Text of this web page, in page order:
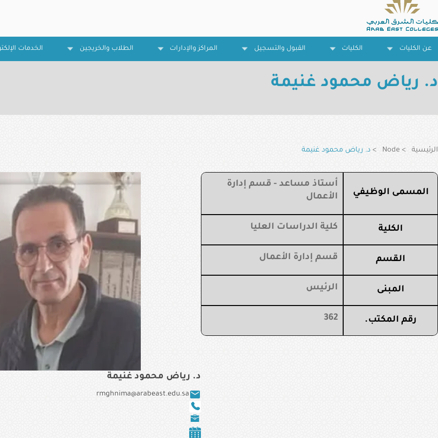
إلى
المحتوى
الرئيسي
عن الكليات الكليات القبول والتسجيل المراكز والإدارات الطلاب والخريجين الخدمات
د. رياض محمود غنيمة
التنقل
الرئيسية Node د. رياض محمود غنيمة
المسمى الوظيفي
أستاذ مساعد - قسم إدارة
الأعمال
الكلية كلية الدراسات العليا
القسم قسم إدارة الأعمال
المبنى الرئيس
رقم المكتب. 362
د. رياض محمود غنيمة
rmghnima@arabeast.edu.sa